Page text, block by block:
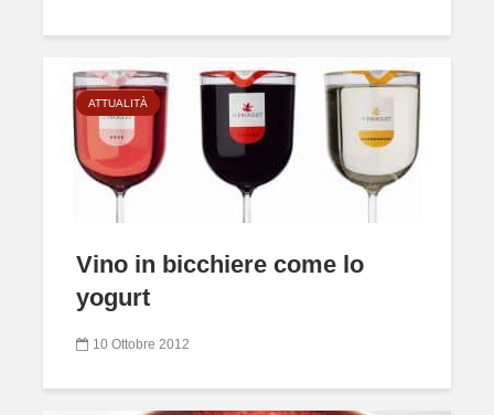
ATTUALITÀ
Vino in bicchiere come lo
yogurt
10 Ottobre 2012